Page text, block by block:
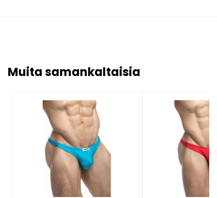
Muita samankaltaisia